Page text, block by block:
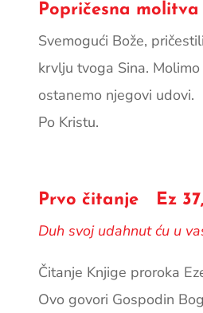
Popričesna molitva
Svemogući Bože,
krvlju tvoga Sina.
ostanemo njegovi udovi.
Po Kristu.
Prvo čitanje Ez
Duh svoj udahnut ću u
Čitanje Knjige proroka
Ovo govori Gospodin